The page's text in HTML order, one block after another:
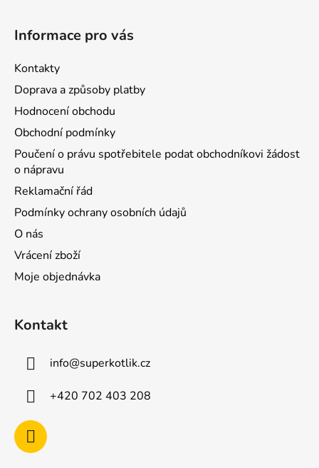
Informace pro vás
Kontakty
Doprava a způsoby platby
Hodnocení obchodu
Obchodní podmínky
Poučení o právu spotřebitele podat obchodníkovi žádost
o nápravu
Reklamační řád
Podmínky ochrany osobních údajů
O nás
Vrácení zboží
Moje objednávka
Kontakt
info@superkotlik.cz
+420 702 403 208